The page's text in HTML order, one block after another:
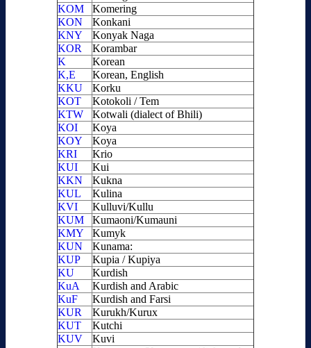
KOM
Komering
KON
Konkani
KNY
Konyak Naga
KOR
Korambar
K
Korean
K,E
Korean, English
KKU
Korku
KOT
Kotokoli / Tem
KTW
Kotwali (dialect of Bhili)
KOI
Koya
KOY
Koya
KRI
Krio
KUI
Kui
KKN
Kukna
KUL
Kulina
KVI
Kulluvi/Kullu
KUM
Kumaoni/Kumauni
KMY
Kumyk
KUN
Kunama:
KUP
Kupia / Kupiya
KU
Kurdish
KuA
Kurdish and Arabic
KuF
Kurdish and Farsi
KUR
Kurukh/Kurux
KUT
Kutchi
KUV
Kuvi